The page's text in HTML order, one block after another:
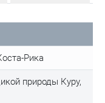
Рика
природы Куру,